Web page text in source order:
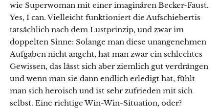
wie Superwoman mit einer imaginären Becker-Faust.
Yes, I can. Vielleicht funktioniert die Aufschiebertis
tatsächlich nach dem Lustprinzip, und zwar im
doppelten Sinne: Solange man diese unangenehmen
Aufgaben nicht angeht, hat man zwar ein schlechtes
Gewissen, das lässt sich aber ziemlich gut verdrängen
und wenn man sie dann endlich erledigt hat, fühlt
man sich heroisch und ist sehr zufrieden mit sich
selbst. Eine richtige Win-Win-Situation, oder?